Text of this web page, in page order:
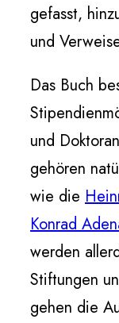
gefasst,
und
Das Buch
und
gehören
wie die
Konrad
werden
Stiftungen
gehen die